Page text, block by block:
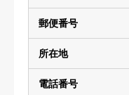
郵便番号
所在地
電話番号